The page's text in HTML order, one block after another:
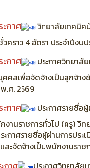
ะกาศ
วิทยาลัยเทคนิค
คราว 4 อัตรา ประจำปีงบ
ะกาศ
ประกาศวิทยาลั
คลเพื่อจัดจ้างเป็นลูกจ้างชั่
.ศ. 2569
ะกาศ
ประกาศรายชื่อ
งานราชการทั่วไป (ครู) วิท
ะกาศรายชื่อผู้ผ่านการประ
ละจัดจ้างเป็นพนักงานราช
กาศ
ประกาศวิทยาลัย